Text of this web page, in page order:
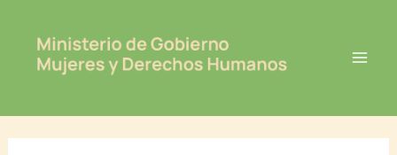
contenido
navigation